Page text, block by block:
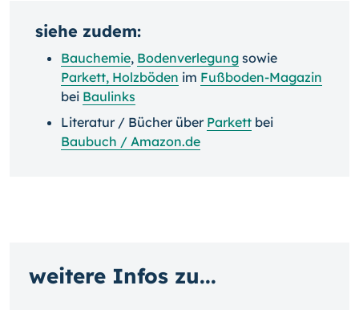
siehe zudem:
Bauchemie, Bodenverlegung sowie
Parkett, Holzböden im Fußboden-Magazin
bei Baulinks
Literatur / Bücher über Parkett bei
Baubuch / Amazon.de
weitere Infos zu...